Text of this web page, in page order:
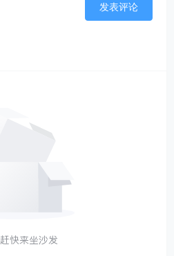
发表评论
赶快来坐沙发